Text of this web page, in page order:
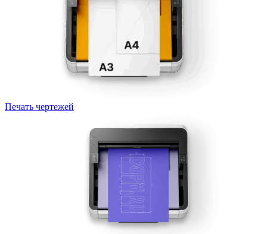
Печать чертежей